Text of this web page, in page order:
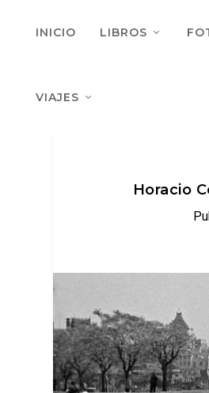
INICIO LIBROS
VIAJES
Horacio